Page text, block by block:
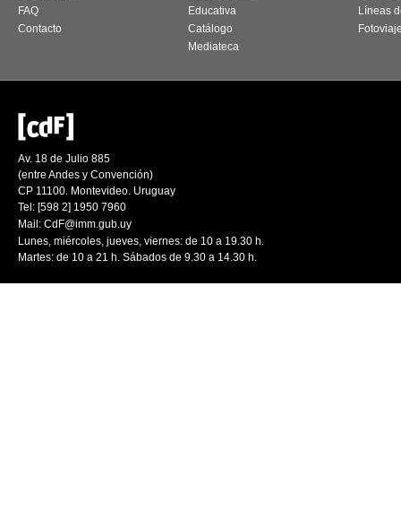
FAQ
Contacto
Educativa
Catálogo
Mediateca
Líneas
Av. 18 de Julio 885
(entre Andes y Convención)
CP 11100. Montevideo. Uruguay
Tel: [598 2] 1950 7960
Mail: CdF@imm.gub.uy
Lunes, miércoles, jueves, viernes: de 10 a 19.30 h.
Martes: de 10 a 21 h. Sábados de 9.30 a 14.30 h.